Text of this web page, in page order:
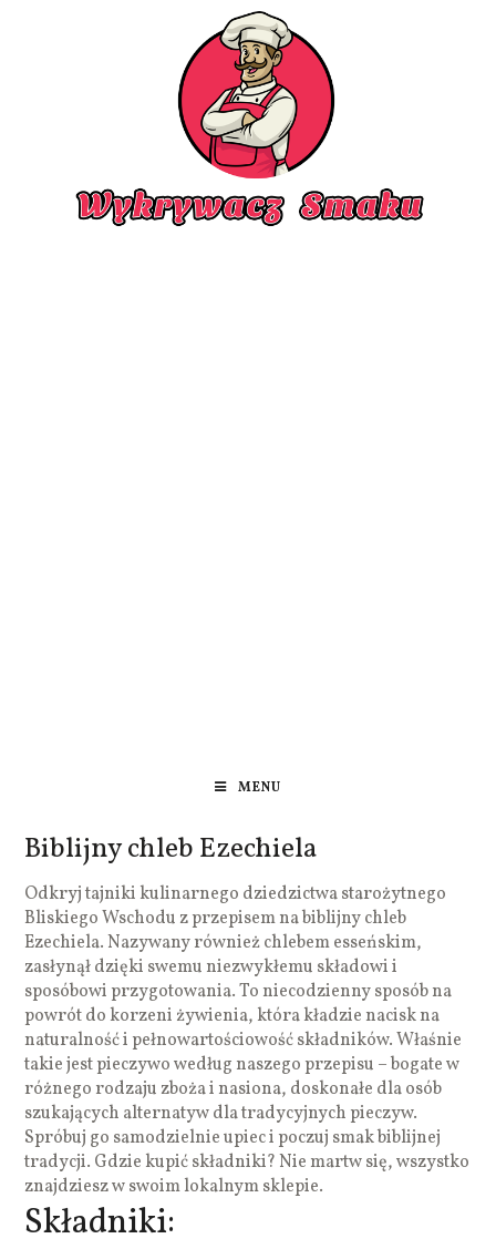
MENU
Biblijny chleb Ezechiela
Odkryj tajniki kulinarnego dziedzictwa starożytnego
Bliskiego Wschodu z przepisem na biblijny chleb
Ezechiela. Nazywany również chlebem esseńskim,
zasłynął dzięki swemu niezwykłemu składowi i
sposóbowi przygotowania. To niecodzienny sposób na
powrót do korzeni żywienia, która kładzie nacisk na
naturalność i pełnowartościowość składników. Właśnie
takie jest pieczywo według naszego przepisu – bogate w
różnego rodzaju zboża i nasiona, doskonałe dla osób
szukających alternatyw dla tradycyjnych pieczyw.
Spróbuj go samodzielnie upiec i poczuj smak biblijnej
tradycji. Gdzie kupić składniki? Nie martw się, wszystko
znajdziesz w swoim lokalnym sklepie.
Składniki: